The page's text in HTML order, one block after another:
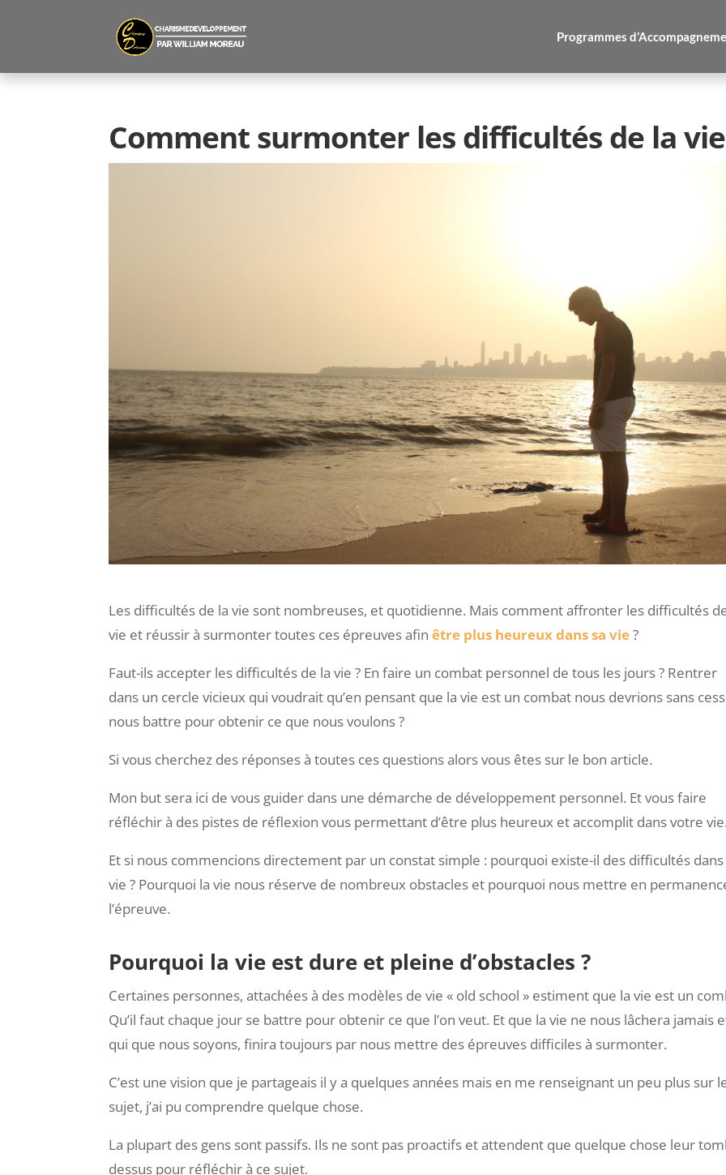
Programmes
Comment surmonter les difficultés de la vie
Les difficultés de la vie sont nombreuses, et quotidienne. Mais comment affronter les difficultés
vie et réussir à surmonter toutes ces épreuves afinêtre plus heureux dans sa vie?
Faut-ils accepter les difficultés de la vie ? En faire un combat personnel de tous les jours ? Rentrer
dans un cercle vicieux qui voudrait qu’en pensant que la vie est un combat nous devrions sans
nous battre pour obtenir ce que nous voulons ?
Si vous cherchez des réponses à toutes ces questions alors vous êtes sur le bon article.
Mon but sera ici de vous guider dans une démarche de développement personnel. Et vous faire
réfléchir à des pistes de réflexion vous permettant d’être plus heureux et accomplit dans votre vie.
Et si nous commencions directement par un constat simple : pourquoi existe-il des difficultés dans
vie ? Pourquoi la vie nous réserve de nombreux obstacles et pourquoi nous mettre en
l’épreuve.
Pourquoi la vie est dure et pleine d’obstacles ?
Certaines personnes, attachées à des modèles de vie « old school » estiment que la vie est un
Qu’il faut chaque jour se battre pour obtenir ce que l’on veut. Et que la vie ne nous lâchera jamais
qui que nous soyons, finira toujours par nous mettre des épreuves difficiles à surmonter.
C’est une vision que je partageais il y a quelques années mais en me renseignant un peu plus sur
sujet, j’ai pu comprendre quelque chose.
La plupart des gens sont passifs. Ils ne sont pas proactifs et attendent que quelque chose leur
dessus pour réfléchir à ce sujet.